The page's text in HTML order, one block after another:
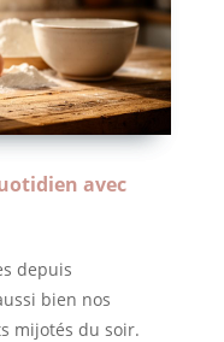
avec
depuis
bien nos
mijotés du soir.